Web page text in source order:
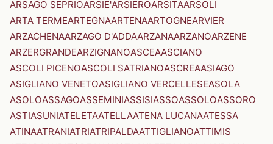
ARSAGO SEPRIOARSIE'ARSIEROARSITAARSOLI
ARTA TERMEARTEGNAARTENAARTOGNEARVIER
ARZACHENAARZAGO D'ADDAARZANAARZANOARZENE
ARZERGRANDEARZIGNANOASCEAASCIANO
ASCOLI PICENOASCOLI SATRIANOASCREAASIAGO
ASIGLIANO VENETOASIGLIANO VERCELLESEASOLA
ASOLOASSAGOASSEMINIASSISIASSOASSOLOASSORO
ASTIASUNIATELETAATELLAATENA LUCANAATESSA
ATINAATRANIATRIATRIPALDAATTIGLIANOATTIMIS